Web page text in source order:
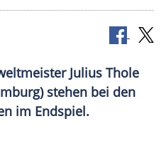
Julius Thole
stehen bei den
im Endspiel.